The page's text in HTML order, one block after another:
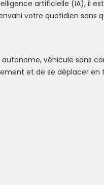
artificielle (IA), il
votre quotidien sans
véhicule sans
et de se déplacer